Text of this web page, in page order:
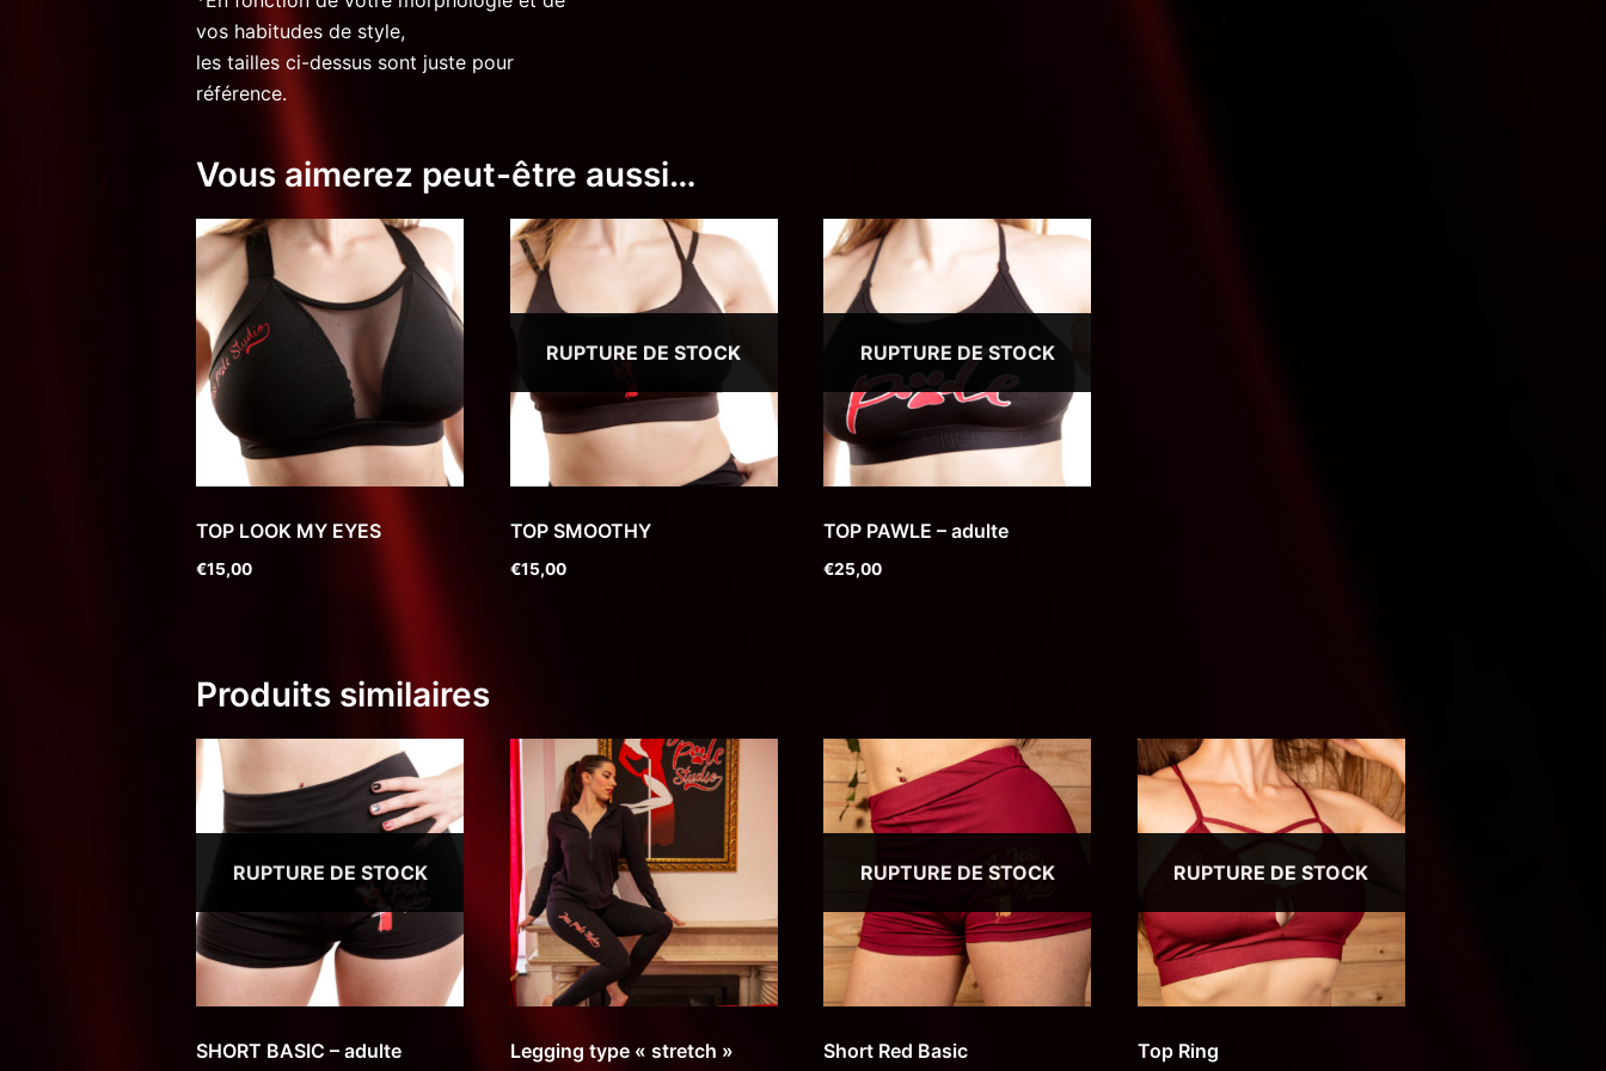
vos habitudes de style,
les tailles ci-dessus sont juste pour
référence.
Vous aimerez peut-être aussi…
TOP LOOK MY EYES
€15,00
RUPTURE DE STOCK
TOP SMOOTHY
€15,00
RUPTURE DE STOCK
TOP PAWLE – adulte
€25,00
Produits similaires
RUPTURE DE STOCK
SHORT BASIC – adulte
Legging type « stretch »
RUPTURE DE STOCK
Short Red Basic
RUPTURE DE STOCK
Top Ring